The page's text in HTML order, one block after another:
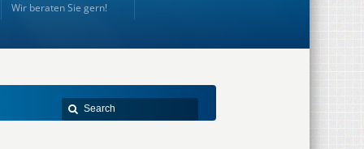
Wir beraten Sie gern!